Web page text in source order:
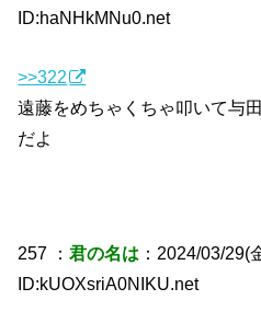
ID:haNHkMNu0.net
>>322
遠藤をめちゃくちゃ叩いて与
だよ
257 ：君の名は ：2024/03/29(
ID:kUOXsriA0NIKU.net